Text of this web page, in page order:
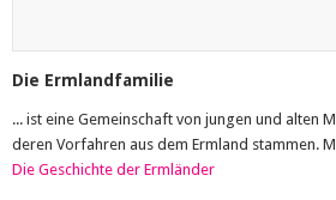
Die Ermlandfamilie
... ist eine Gemeinschaft von jungen und alten
deren Vorfahren aus dem Ermland stammen.
Die Geschichte der Ermländer